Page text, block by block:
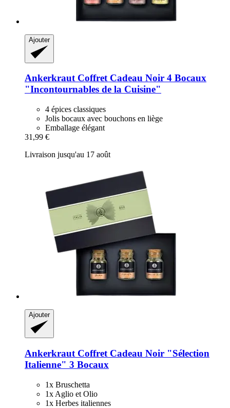
Ajouter
AnkerkrautCoffret Cadeau Noir 4 Bocaux
"Incontournables de la Cuisine"
4 épices classiques
Jolis bocaux avec bouchons en liège
Emballage élégant
31,99 €
Livraison jusqu'au 17 août
Ajouter
Ankerkraut Coffret Cadeau Noir "Sélection
Italienne" 3 Bocaux
1x Bruschetta
1x Aglio et Olio
1x Herbes italiennes